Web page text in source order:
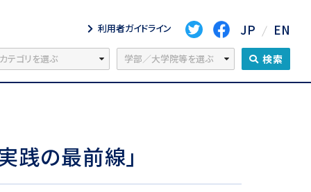
利用者ガイドライン JP EN
検索
践の最前線」